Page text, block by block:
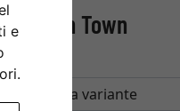
e
Town